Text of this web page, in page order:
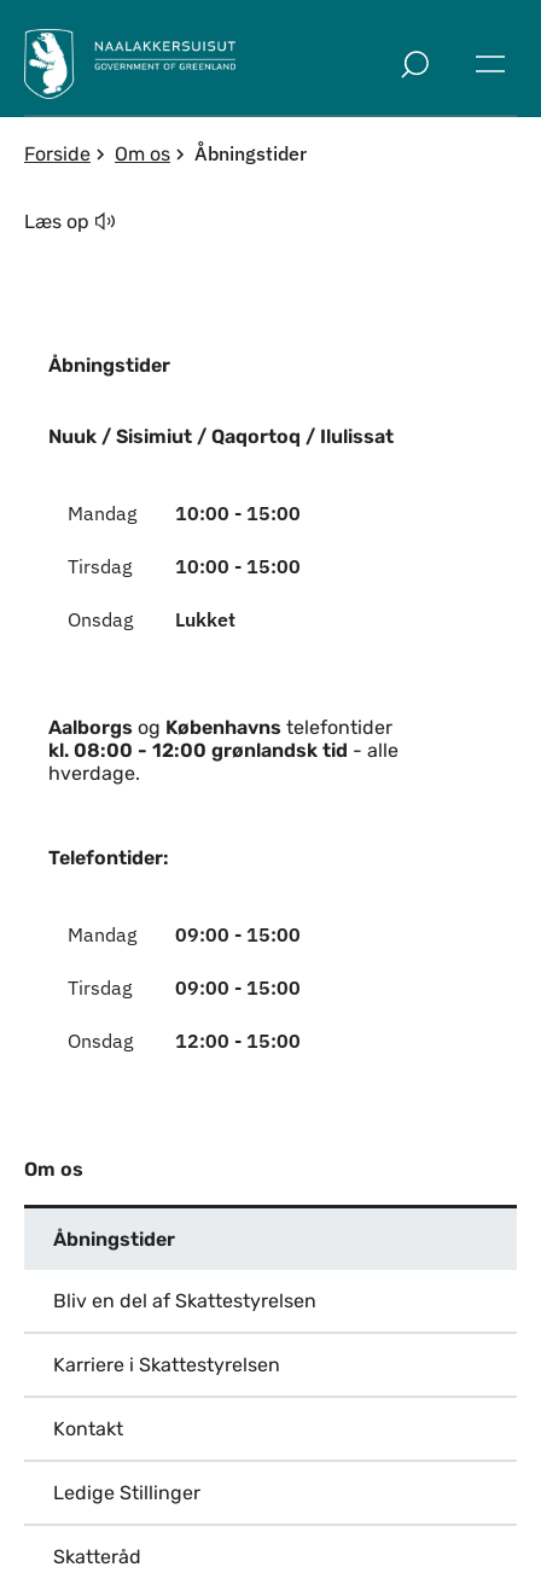
Forside Om os Åbningstider
Læs op
Åbningstider
Indhold
Nuuk / Sisimiut / Qaqortoq / Ilulissat
Mandag 10:00 - 15:00
Tirsdag 10:00 - 15:00
Onsdag Lukket
Fredag 10:00 - 15.00
Aalborgs og Københavns telefontider
kl. 08:00 - 12:00 grønlandsk tid - alle
hverdage.
Telefontider:
Mandag 09:00 - 15:00
Tirsdag 09:00 - 15:00
Onsdag 12:00 - 15:00
Om os
Åbningstider
Bliv en del af Skattestyrelsen
Karriere i Skattestyrelsen
Kontakt
Ledige Stillinger
Skatteråd